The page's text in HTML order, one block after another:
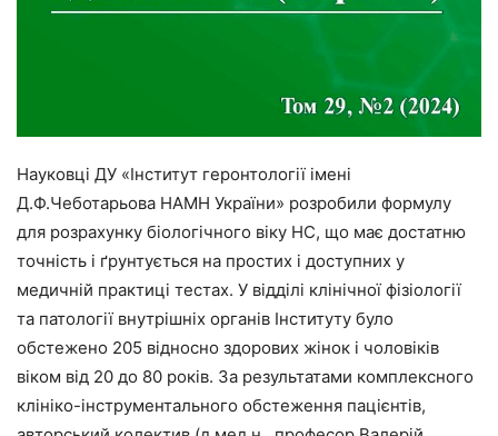
Науковці ДУ «Інститут геронтології імені
Д.Ф.Чеботарьова НАМН України» розробили формулу
для розрахунку біологічного віку НС, що має достатню
точність і ґрунтується на простих і доступних у
медичній практиці тестах. У відділі клінічної фізіології
та патології внутрішніх органів Інституту було
обстежено 205 відносно здорових жінок і чоловіків
віком від 20 до 80 років. За результатами комплексного
клініко-інструментального обстеження пацієнтів,